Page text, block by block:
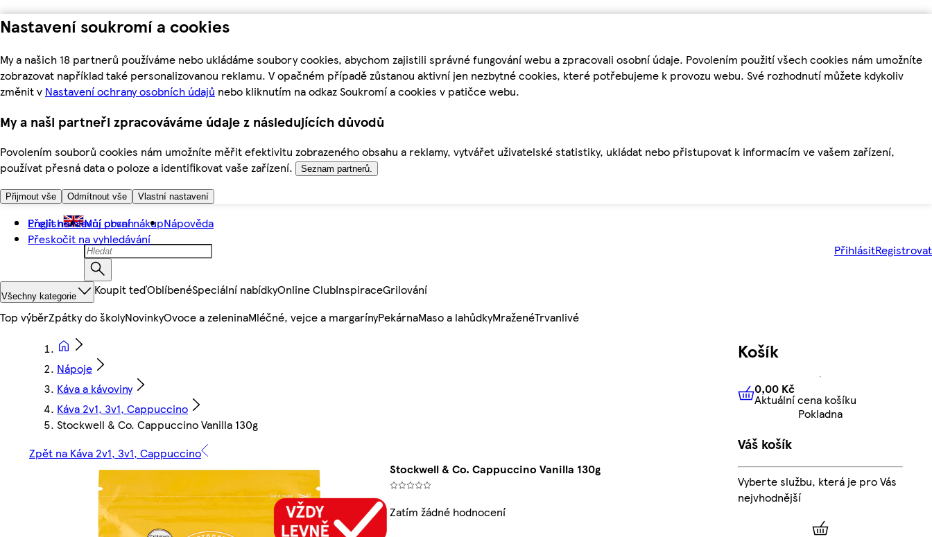
Nastavení soukromí a cookies
My a našich 18 partnerů používáme nebo ukládáme soubory cookies, abychom zajistili správné fungování webu a zpracovali osobní údaje. Povolením použití všech cookies nám umožníte
zobrazovat například také personalizovanou reklamu. V opačném případě zůstanou aktivní jen nezbytné cookies, které potřebujeme k provozu webu. Své rozhodnutí můžete kdykoliv
změnit v Nastavení ochrany osobních údajů nebo kliknutím na odkaz Soukromí a cookies v patičce webu.
My a naši partneři zpracováváme údaje z následujících důvodů
Povolením souborů cookies nám umožníte měřit efektivitu zobrazeného obsahu a reklamy, vytvářet uživatelské statistiky, ukládat nebo přistupovat k informacím ve vašem zařízení,
používat přesná data o poloze a identifikovat vaše zařízení.
Seznam partnerů.
Přijmout vše Odmítnout vše Vlastní nastavení
Přejít na hlavní obsah
Přeskočit na vyhledávání
English Můj první nákupNápověda
PřihlásitRegistrovat
Všechny kategorie Koupit teďOblíbenéSpeciální nabídkyOnline ClubInspiraceGrilování
Top výběrZpátky do školyNovinkyOvoce a zeleninaMléčné, vejce a margarínyPekárnaMaso a lahůdkyMraženéTrvanlivé
Nápoje
Káva a kávoviny
Káva 2v1, 3v1, Cappuccino
Stockwell & Co. Cappuccino Vanilla 130g
Zpět na Káva 2v1, 3v1, Cappuccino
Stockwell & Co. Cappuccino Vanilla 130g
Zatím žádné hodnocení
Košík
0,00 KčAktuální cena košíku
0,00 Kč
Aktuální cena košíku
Pokladna
Váš košík
Vyberte službu, která je pro Vás
nejvhodnější